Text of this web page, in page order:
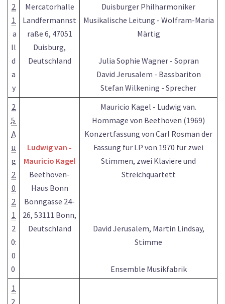
2
1
a
ll
d
a
y
Mercatorhalle
Landfermannst
raße 6, 47051
Duisburg,
Deutschland
Duisburger Philharmoniker
Musikalische Leitung - Wolfram-Maria
Märtig
Julia Sophie Wagner - Sopran
David Jerusalem - Bassbariton
Stefan Wilkening - Sprecher
2
5
A
u
g
2
0
2
1
2
0:
0
0
Ludwig van -
Mauricio Kagel
Beethoven-
Haus Bonn
Bonngasse 24-
26, 53111 Bonn,
Deutschland
Mauricio Kagel - Ludwig van.
Hommage von Beethoven (1969)
Konzertfassung von Carl Rosman der
Fassung für LP von 1970 für zwei
Stimmen, zwei Klaviere und
Streichquartett
David Jerusalem, Martin Lindsay,
Stimme
Ensemble Musikfabrik
1
2